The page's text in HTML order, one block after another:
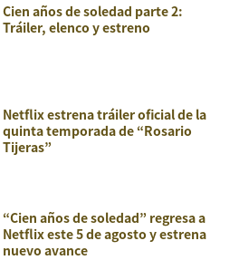
Cien años de soledad parte 2:
Tráiler, elenco y estreno
Netflix estrena tráiler oficial de la
quinta temporada de “Rosario
Tijeras”
“Cien años de soledad” regresa a
Netflix este 5 de agosto y estrena
nuevo avance